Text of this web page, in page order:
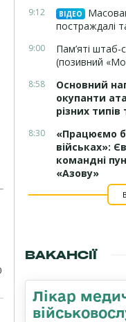
9:12 ВІДЕО
постраждалі
9:00
Пам’яті
(позивний
8:58
Основний
окупанти
різних
8:30
«Працюємо
військах»:
командні
«Азову»
ВАКАНСІЇ
Лікар